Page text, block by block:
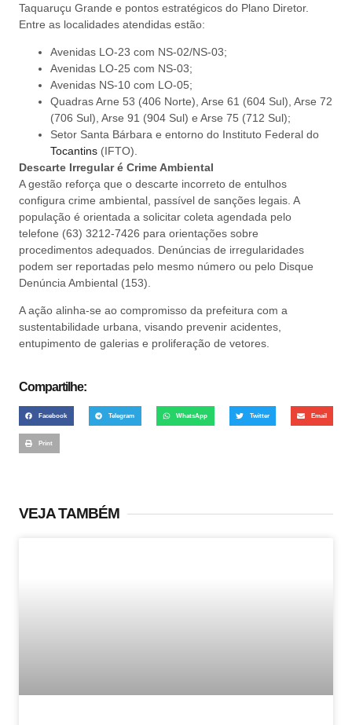
Taquaruçu Grande e pontos estratégicos do Plano Diretor.
Entre as localidades atendidas estão:
Avenidas LO-23 com NS-02/NS-03;
Avenidas LO-25 com NS-03;
Avenidas NS-10 com LO-05;
Quadras Arne 53 (406 Norte), Arse 61 (604 Sul), Arse 72
(706 Sul), Arse 91 (904 Sul) e Arse 75 (712 Sul);
Setor Santa Bárbara e entorno do Instituto Federal do
Tocantins (IFTO).
Descarte Irregular é Crime Ambiental
A gestão reforça que o descarte incorreto de entulhos
configura crime ambiental, passível de sanções legais. A
população é orientada a solicitar coleta agendada pelo
telefone (63) 3212-7426 para orientações sobre
procedimentos adequados. Denúncias de irregularidades
podem ser reportadas pelo mesmo número ou pelo Disque
Denúncia Ambiental (153).
A ação alinha-se ao compromisso da prefeitura com a
sustentabilidade urbana, visando prevenir acidentes,
entupimento de galerias e proliferação de vetores.
Compartilhe:
Facebook Telegram WhatsApp Twitter Email
Print
VEJA TAMBÉM